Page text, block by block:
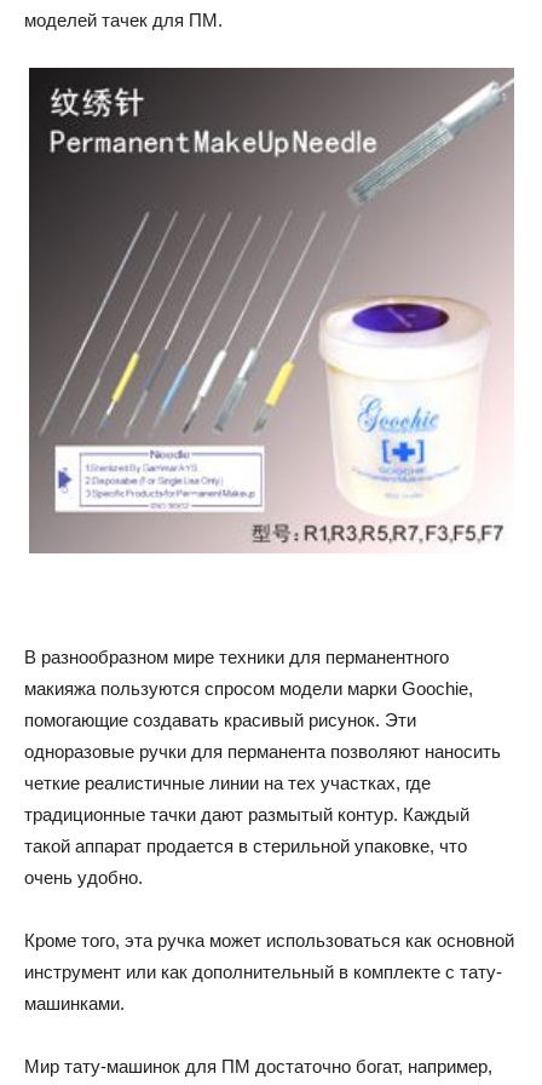
моделей тачек для ПМ.
В разнообразном мире техники для перманентного
макияжа пользуются спросом модели марки Goochie,
помогающие создавать красивый рисунок. Эти
одноразовые ручки для перманента позволяют наносить
четкие реалистичные линии на тех участках, где
традиционные тачки дают размытый контур. Каждый
такой аппарат продается в стерильной упаковке, что
очень удобно.
Кроме того, эта ручка может использоваться как основной
инструмент или как дополнительный в комплекте с тату-
машинками.
Мир тату-машинок для ПМ достаточно богат, например,